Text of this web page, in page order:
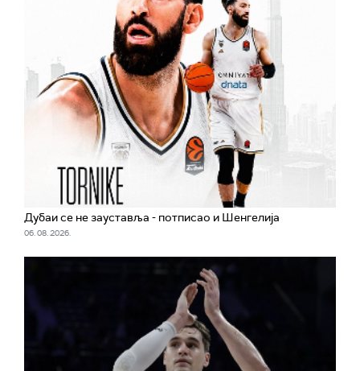
Дубаи се не зауставља - потписао и Шенгелија
06. 08. 2026.